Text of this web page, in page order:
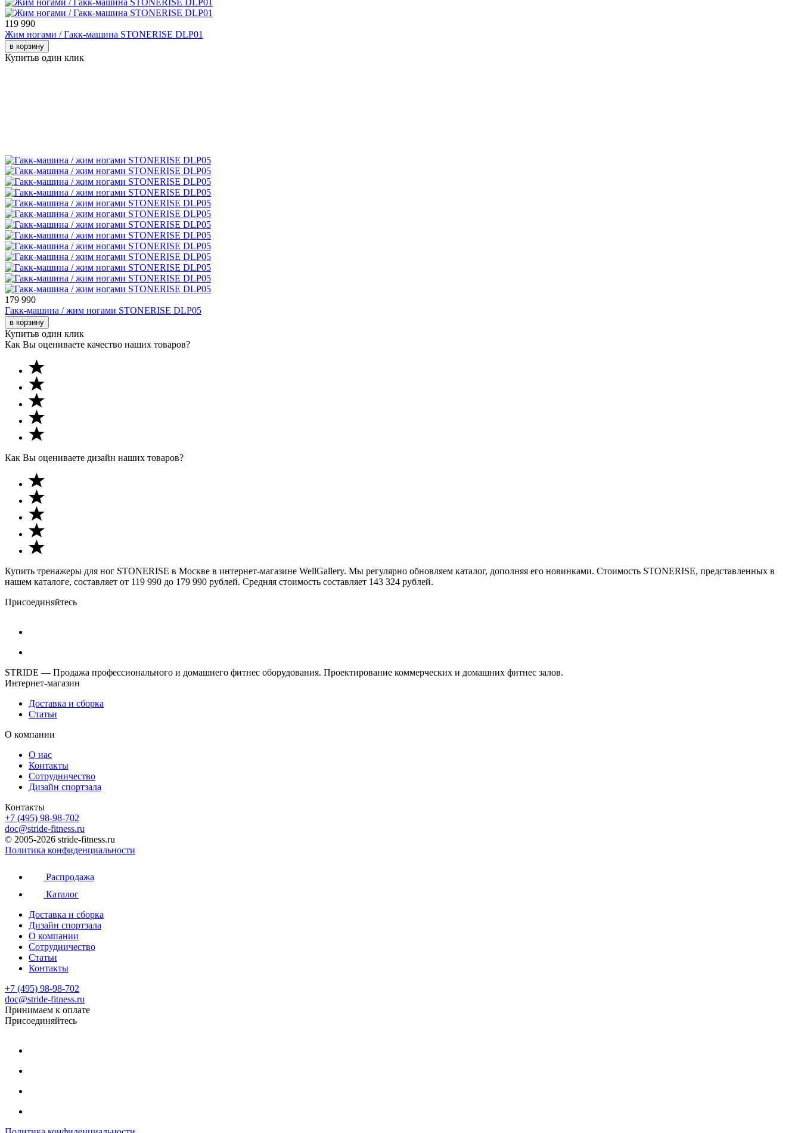
119 990
Жим ногами / Гакк-машина STONERISE DLP01
в корзину
Купитьв один клик
179 990
Гакк-машина / жим ногами STONERISE DLP05
в корзину
Купитьв один клик
Как Вы оцениваете качество наших товаров?
Как Вы оцениваете дизайн наших товаров?
Купить тренажеры для ног STONERISE в Москве в интернет-магазине WellGallery. Мы регулярно обновляем каталог, дополняя его новинками. Стоимость STONERISE, представленных в
нашем каталоге, составляет от 119 990 до 179 990 рублей. Средняя стоимость составляет 143 324 рублей.
Присоединяйтесь
STRIDE — Продажа профессионального и домашнего фитнес оборудования. Проектирование коммерческих и домашних фитнес залов.
Интернет-магазин
Доставка и сборка
Статьи
О компании
О нас
Контакты
Сотрудничество
Дизайн спортзала
Контакты
+7 (495) 98-98-702
doc@stride-fitness.ru
© 2005-2026 stride-fitness.ru
Политика конфиденциальности
Распродажа
Каталог
Доставка и сборка
Дизайн спортзала
О компании
Сотрудничество
Статьи
Контакты
+7 (495) 98-98-702
doc@stride-fitness.ru
Принимаем к оплате
Присоединяйтесь